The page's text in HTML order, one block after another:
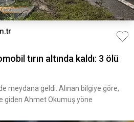
tırın altında kaldı: 3 ölü
meydana geldi. Alınan bilgiye göre,
giden Ahmet Okumuş yöne